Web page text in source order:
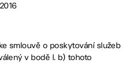
smlouvě o poskytování služeb
v bodě I. b) tohoto